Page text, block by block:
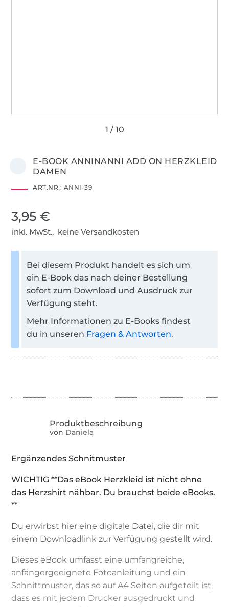
E-BOOK ANNINANNI ADD ON HERZKLEID
DAMEN
ART.NR.: ANNI-39
3,95 €
inkl. MwSt., keine Versandkosten
Bei diesem Produkt handelt es sich um
ein E-Book das nach deiner Bestellung
sofort zum Download und Ausdruck zur
Verfügung steht.
Mehr Informationen zu E-Books findest
du in unseren Fragen & Antworten.
von Daniela
Ergänzendes Schnitmuster
WICHTIG **Das eBook Herzkleid ist nicht ohne
das Herzshirt nähbar. Du brauchst beide eBooks.
**
Du erwirbst hier eine digitale Datei, die dir mit
einem Downloadlink zur Verfügung gestellt wird.
Dieses eBook umfasst eine umfangreiche,
anfängergeeignete Fotoanleitung und ein
Schnittmuster, das so auf A4 Seiten aufgeteilt ist,
dass es mit jedem Drucker ausgedruckt und